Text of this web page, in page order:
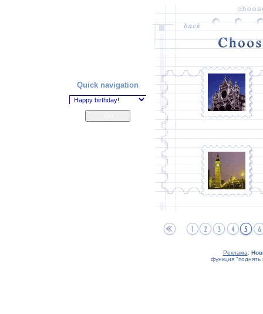
Quick navigation
Реклама:
функция